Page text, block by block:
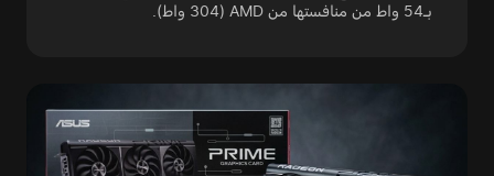
بـ54 واط من منافستها من AMD (304 واط).